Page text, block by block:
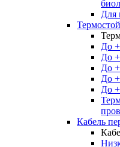
Для
До
До
До
До
До
Кабель